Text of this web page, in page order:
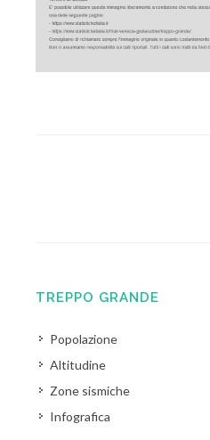
TREPPO GRANDE
Popolazione
Altitudine
Zone sismiche
Infografica